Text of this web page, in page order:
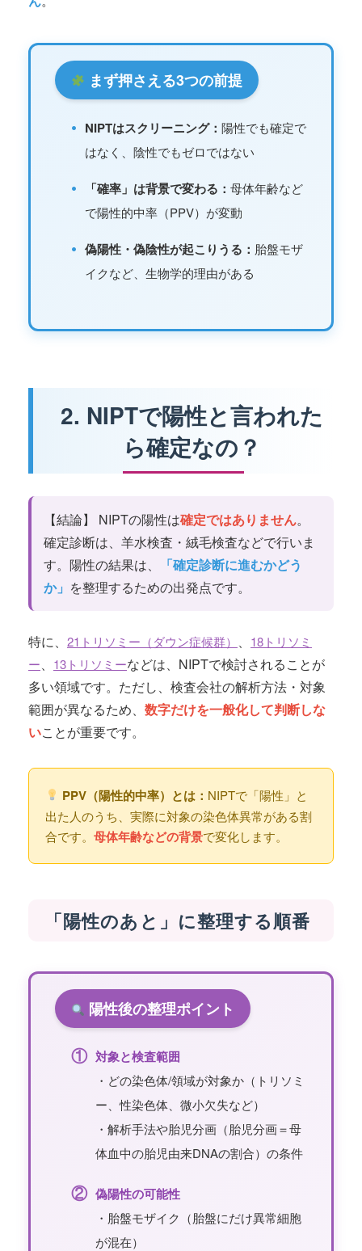
まず押さえる3つの前提
• NIPTはスクリーニング： 陽性でも確定で
はなく、陰性でもゼロではない
• 「確率」は背景で変わる： 母体年齢など
で陽性的中率（PPV）が変動
• 偽陽性・偽陰性が起こりうる： 胎盤モザ
イクなど、生物学的理由がある
2. NIPTで陽性と言われた
ら確定なの？
【結論】 NIPTの陽性は確定ではありません。
確定診断は、羊水検査・絨毛検査などで行いま
す。陽性の結果は、
「確定診断に進むかどう
か」 を整理するための出発点です。
特に、 21トリソミー（ダウン症候群）
18トリソミ
ー
13トリソミーなどは、NIPTで検討されることが
多い領域です。ただし、検査会社の解析方法・対象
範囲が異なるため、 数字だけを一般化して判断しな
いことが重要です。
PPV（陽性的中率）とは： NIPTで「陽性」と
出た人のうち、実際に対象の染色体異常がある割
合です。 母体年齢などの背景で変化します。
「陽性のあと」に整理する順番
陽性後の整理ポイント
① 対象と検査範囲
・どの染色体/領域が対象か（トリソミ
ー、性染色体、微小欠失など）
・解析手法や胎児分画（胎児分画＝母
体血中の胎児由来DNAの割合）の条件
② 偽陽性の可能性
・胎盤モザイク（胎盤にだけ異常細胞
が混在）